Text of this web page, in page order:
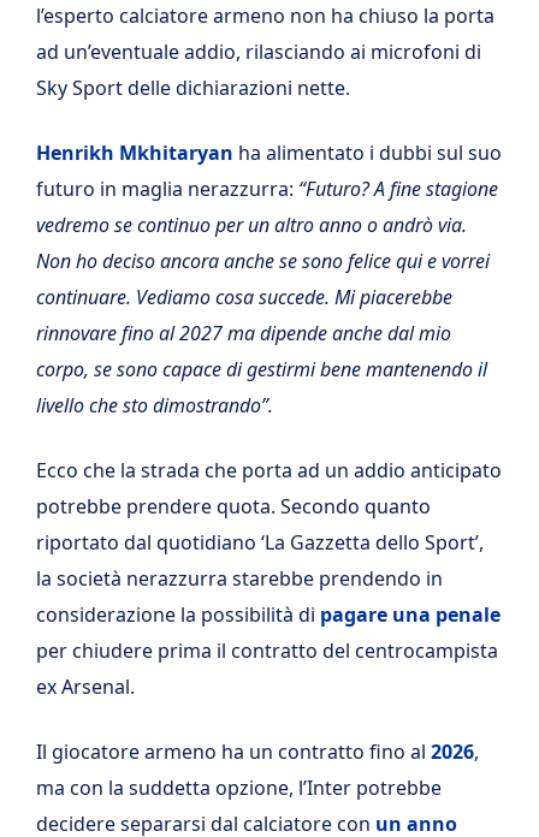
l’esperto calciatore armeno non ha chiuso la porta
ad un’eventuale addio, rilasciando ai microfoni di
Sky Sport delle dichiarazioni nette.
Henrikh Mkhitaryan ha alimentato i dubbi sul suo
futuro in maglia nerazzurra: “Futuro?A fine stagione
vedremo se continuo per un altro anno o andrò via.
Non ho deciso ancora anche se sono felice qui e vorrei
continuare. Vediamo cosa succede. Mi piacerebbe
rinnovare fino al 2027 ma dipende anche dal mio
corpo, se sono capace di gestirmi bene mantenendo il
livello che sto dimostrando”.
Ecco che la strada che porta ad un addio anticipato
potrebbe prendere quota. Secondo quanto
riportato dal quotidiano ‘La Gazzetta dello Sport’,
la società nerazzurra starebbe prendendo in
considerazione la possibilità di pagare una penale
per chiudere prima il contratto del centrocampista
ex Arsenal.
Il giocatore armeno ha un contratto fino al 2026,
ma con la suddetta opzione, l’Inter potrebbe
decidere separarsi dal calciatore con un anno